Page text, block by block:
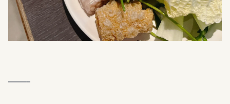
——-